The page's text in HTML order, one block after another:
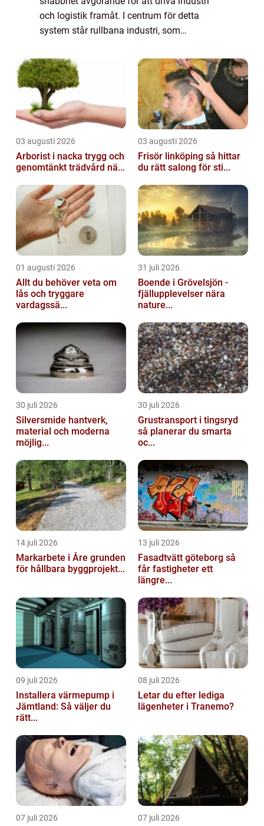
och logistik framåt. I centrum för detta
system står rullbana industri, som
mån...
03 augusti 2026
Arborist i nacka trygg och
genomtänkt trädvård nä...
03 augusti 2026
Frisör linköping så hittar
du rätt salong för sti...
01 augusti 2026
Allt du behöver veta om
lås och tryggare
vardagssä...
31 juli 2026
Boende i Grövelsjön -
fjällupplevelser nära
nature...
30 juli 2026
Silversmide hantverk,
material och moderna
möjlig...
30 juli 2026
Grustransport i tingsryd
så planerar du smarta
oc...
14 juli 2026
Markarbete i Åre grunden
för hållbara byggprojekt...
13 juli 2026
Fasadtvätt göteborg så
får fastigheter ett
längre...
09 juli 2026
Installera värmepump i
Jämtland: Så väljer du
rätt...
08 juli 2026
Letar du efter lediga
lägenheter i Tranemo?
07 juli 2026 07 juli 2026